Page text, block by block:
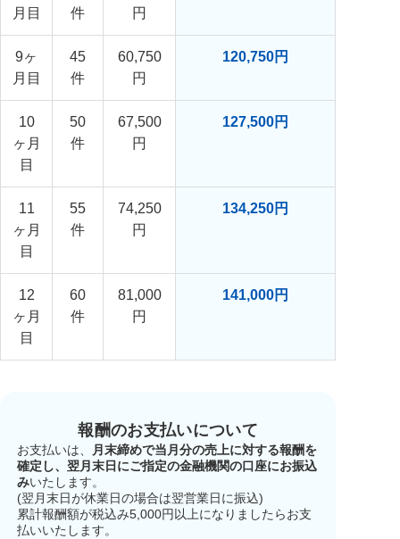
月目
件
円
9ヶ
月目
45
件
60,750
円
120,750円
10
ヶ月
目
50
件
67,500
円
127,500円
11
ヶ月
目
55
件
74,250
円
134,250円
12
ヶ月
目
60
件
81,000
円
141,000円
報酬のお支払いについて
お支払いは、
月末締めで当月分の売上に対する報酬を
確定し、翌月末日にご指定の金融機関の口座にお振込
みいたします。
(翌月末日が休業日の場合は翌営業日に振込)
累計報酬額が税込み5,000円以上になりましたらお支
払いいたします。